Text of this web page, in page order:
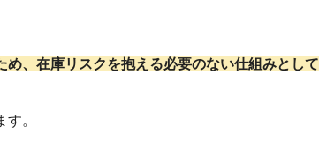
め、在庫リスクを抱える必要のない仕組みとして
。